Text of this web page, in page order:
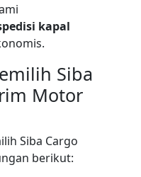
kapal
Siba
Motor
Siba Cargo
berikut: